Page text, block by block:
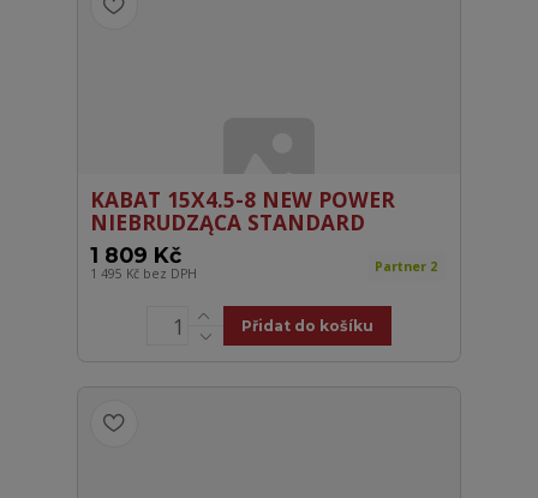
KABAT 15X4.5-8 NEW POWER
NIEBRUDZĄCA STANDARD
1 809 Kč
1 495 Kč bez DPH Partner 2
Přidat do košíku